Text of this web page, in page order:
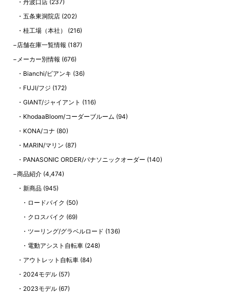
丹波口店 (237)
五条東洞院店 (202)
桂工場（本社）
(216)
店舗在庫一覧情報 (187)
メーカー別情報 (676)
Bianchi/ビアンキ (36)
FUJI/フジ (172)
GIANT/ジャイアント (116)
KhodaaBloom/コーダーブルーム (94)
KONA/コナ (80)
MARIN/マリン (87)
PANASONIC ORDER/パナソニックオーダー (140)
商品紹介 (4,474)
新商品 (945)
ロードバイク (50)
クロスバイク (69)
ツーリング/グラベルロード (136)
電動アシスト自転車(248)
アウトレット自転車 (84)
2024モデル (57)
2023モデル (67)